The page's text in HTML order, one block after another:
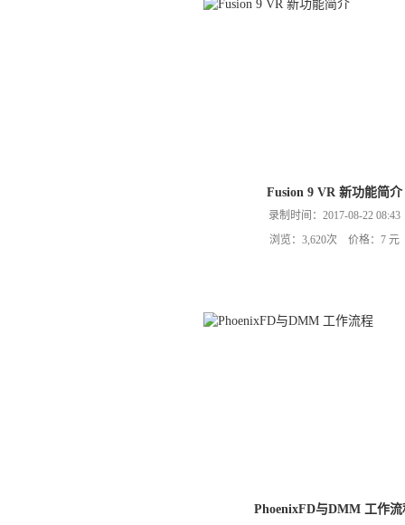
Fusion 9 VR 新功能简介
录制时间：2017-08-22 08:43
浏览：3,620次 价格：7 元
PhoenixFD与DMM 工作流